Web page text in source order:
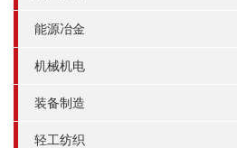
能源冶金
机械机电
装备制造
轻工纺织